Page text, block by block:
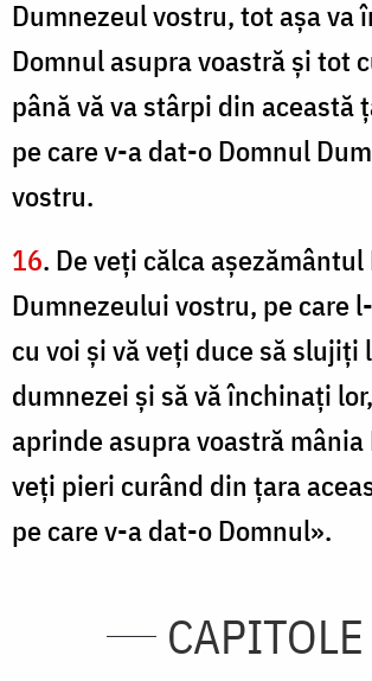
Dumnezeul vostru, tot aşa va
Domnul asupra voastră şi tot
până vă va stârpi din această
pe care v-a dat-o Domnul
vostru.
16. De veţi călca
Dumnezeului vostru, pe care
cu voi şi vă veţi duce să slujiţi
dumnezei şi să vă închinaţi
aprinde asupra voastră
veţi pieri curând din ţara
pe care v-a dat-o Domnul».
CAPITOLE